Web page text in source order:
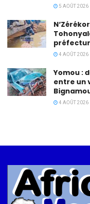
5 AOÛT 2026
4 AOÛT 2026
Yomou :
entre un
4 AOÛT 2026